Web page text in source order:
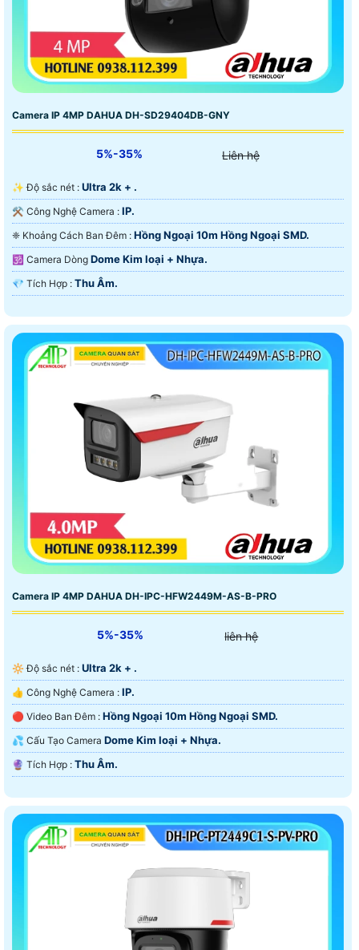
Camera IP 4MP DAHUA DH-SD29404DB-GNY
5%-35% Liên hệ
✨ Độ sắc nét : Ultra 2k + .
⚒ Công Nghệ Camera : IP.
❈ Khoảng Cách Ban Đêm : Hồng Ngoại 10m Hồng Ngoại SMD.
🕉️ Camera Dòng Dome Kim loại + Nhựa.
️💎 Tích Hợp : Thu Âm.
Camera IP 4MP DAHUA DH-IPC-HFW2449M-AS-B-PRO
5%-35% liên hệ
🔆 Độ sắc nét : Ultra 2k + .
👍 Công Nghệ Camera : IP.
🔴 Video Ban Đêm : Hồng Ngoại 10m Hồng Ngoại SMD.
💦 Cấu Tạo Camera Dome Kim loại + Nhựa.
️🔮 Tích Hợp : Thu Âm.